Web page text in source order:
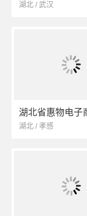
湖北 / 武汉
湖北 / 孝感